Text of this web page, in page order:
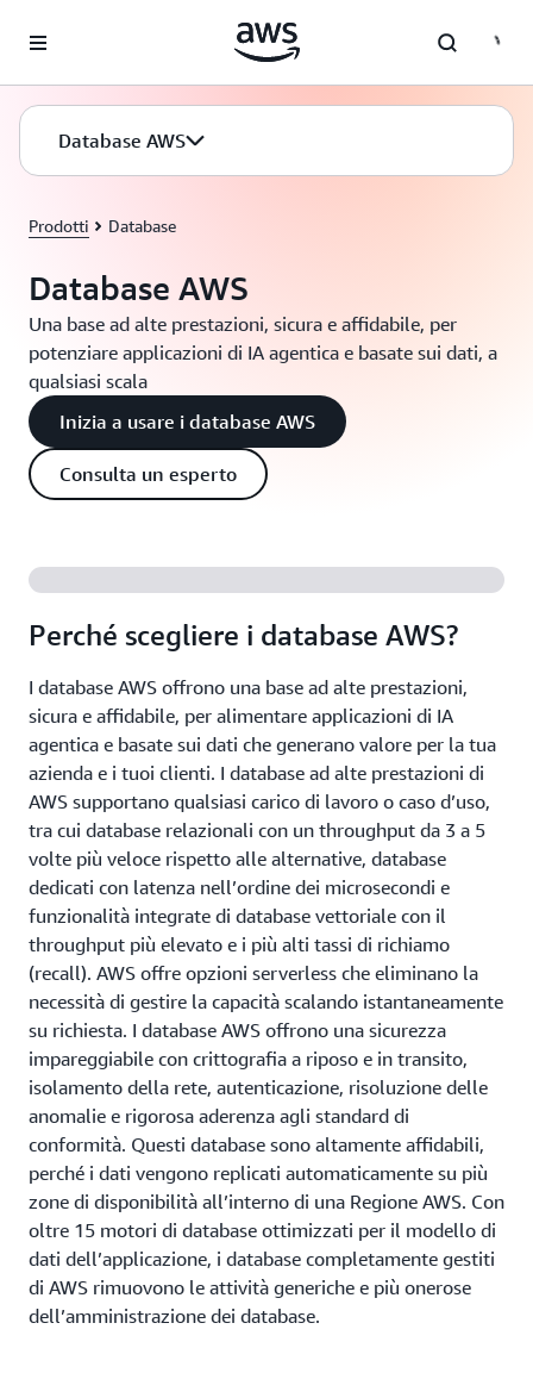
Database AWS
Prodotti Database
Database AWS
Una base ad alte prestazioni, sicura e affidabile, per
potenziare applicazioni di IA agentica e basate sui dati, a
qualsiasi scala
Inizia a usare i database AWS
Consulta un esperto
Perché scegliere i database AWS?
I database AWS offrono una base ad alte prestazioni,
sicura e affidabile, per alimentare applicazioni di IA
agentica e basate sui dati che generano valore per la tua
azienda e i tuoi clienti. I database ad alte prestazioni di
AWS supportano qualsiasi carico di lavoro o caso d’uso,
tra cui database relazionali con un throughput da 3 a 5
volte più veloce rispetto alle alternative, database
dedicati con latenza nell’ordine dei microsecondi e
funzionalità integrate di database vettoriale con il
throughput più elevato e i più alti tassi di richiamo
(recall). AWS offre opzioni serverless che eliminano la
necessità di gestire la capacità scalando istantaneamente
su richiesta. I database AWS offrono una sicurezza
impareggiabile con crittografia a riposo e in transito,
isolamento della rete, autenticazione, risoluzione delle
anomalie e rigorosa aderenza agli standard di
conformità. Questi database sono altamente affidabili,
perché i dati vengono replicati automaticamente su più
zone di disponibilità all’interno di una Regione AWS. Con
oltre 15 motori di database ottimizzati per il modello di
dati dell’applicazione, i database completamente gestiti
di AWS rimuovono le attività generiche e più onerose
dell’amministrazione dei database.